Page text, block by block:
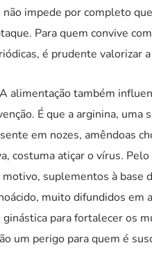
não impede por completo
Para quem convive
é prudente valorizar
A alimentação também
É que a arginina, uma
em nozes, amêndoas
costuma atiçar o vírus.
motivo, suplementos à base
muito difundidos em
ginástica para fortalecer os
um perigo para quem é